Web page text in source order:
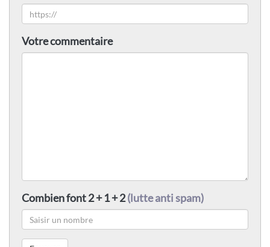
Votre commentaire
Combien font 2 + 1 + 2(lutte anti spam)